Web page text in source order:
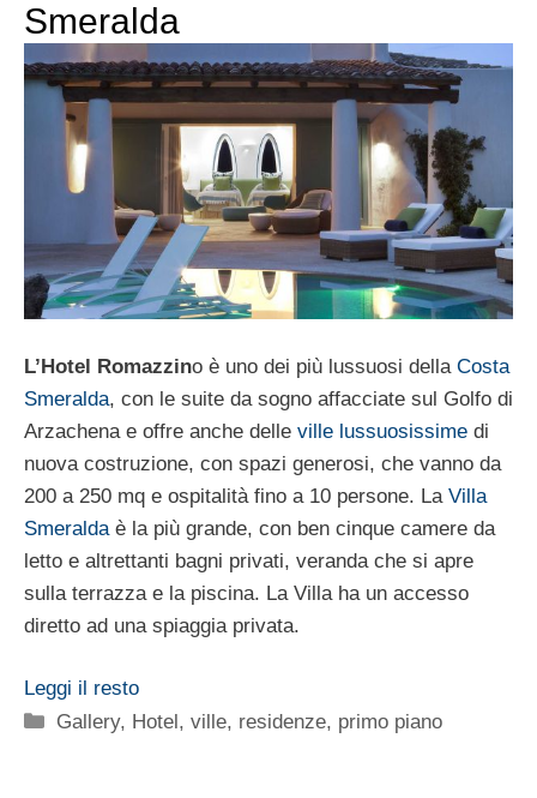
Smeralda
L’Hotel Romazzino è uno dei più lussuosi della Costa
Smeralda, con le suite da sogno affacciate sul Golfo di
Arzachena e offre anche delle ville lussuosissime di
nuova costruzione, con spazi generosi, che vanno da
200 a 250 mq e ospitalità fino a 10 persone. La Villa
Smeralda è la più grande, con ben cinque camere da
letto e altrettanti bagni privati, veranda che si apre
sulla terrazza e la piscina. La Villa ha un accesso
diretto ad una spiaggia privata.
Leggi il resto
Categorie
Gallery, Hotel, ville, residenze, primo piano